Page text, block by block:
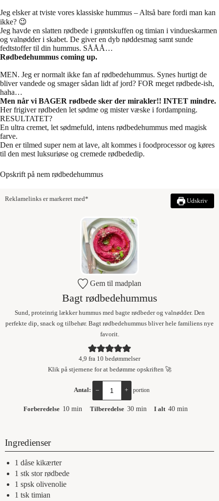
Jeg elsker at tviste vores klassiske hummus – Altså bare fordi man kan
ikke? 😉
Jeg havde en slatten rødbede i grøntskuffen og timian i vindueskarmen
og valnødder i skabet. De giver en dyb nøddesmag samt sunde
fedtstoffer til din hummus. SÅÅÅ…
Rødbedehummus coming up.
MEN. Jeg er normalt ikke fan af rødbedehummus. Synes hurtigt de
bliver vandede og smager sådan lidt af jord? FOR meget rødbede-ish,
haha…
Men når vi BAGER rødbede sker der mirakler!! INTET mindre.
Her frigiver rødbeden let sødme og mister væske i fordampning.
RESULTATET?
En ultra cremet, let sødmefuld, intens rødbedehummus med magisk
farve.
Den er tilmed super nem at lave, alt kommes i foodprocessor og køres
til den mest luksuriøse og cremede rødbededip.
Opskrift på nem rødbedehummus
Reklamelinks er markeret med* Udskriv
Gem til madplan
Bagt rødbedehummus
Sund, proteinrig lækker hummus med bagte rødbeder og valnødder. Den
perfekte dip, snack og tilbehør. Bagt rødbedehummus bliver hele familiens nye
favorit.
4,9 fra 10 bedømmelser
Klik på stjernene for at bedømme opskriften 🚀
Antal: – + portion
Forberedelse 10 min Tilberedelse 30 min I alt 40 min
Ingredienser
1 dåse kikærter
1 stk stor rødbede
1 spsk olivenolie
1 tsk timian